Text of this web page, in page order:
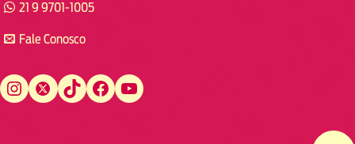
21 9 9701-1005
Fale Conosco
Instagram Twitter TikTok Facebook YouTube